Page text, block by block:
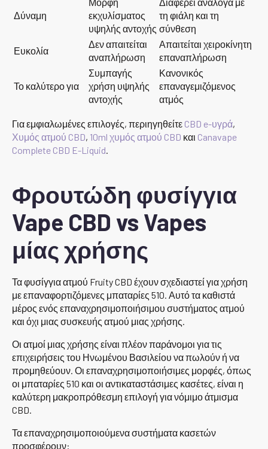
Δύναμη
εκχυλίσματος
υψηλής αντοχής
τη φιάλη και τη
σύνθεση
Ευκολία
Δεν απαιτείται
αναπλήρωση
Απαιτείται χειροκίνητη
επαναπλήρωση
Το καλύτερο για
Συμπαγής
χρήση υψηλής
αντοχής
Κανονικός
επαναγεμιζόμενος
ατμός
Για εμφιαλωμένες επιλογές, περιηγηθείτε CBD e-υγρά,
Χυμός ατμού CBD, 10ml χυμός ατμού CBD και Canavape
Complete CBD E-Liquid
Φρουτώδη φυσίγγια
Vape CBD vs Vapes
μίας χρήσης
Τα φυσίγγια ατμού Fruity CBD έχουν σχεδιαστεί για χρήση
με επαναφορτιζόμενες μπαταρίες 510. Αυτό τα καθιστά
μέρος ενός επαναχρησιμοποιήσιμου συστήματος ατμού
και όχι μιας συσκευής ατμού μιας χρήσης.
Οι ατμοί μιας χρήσης είναι πλέον παράνομοι για τις
επιχειρήσεις του Ηνωμένου Βασιλείου να πωλούν ή να
προμηθεύουν. Οι επαναχρησιμοποιήσιμες μορφές, όπως
οι μπαταρίες 510 και οι αντικαταστάσιμες κασέτες, είναι η
καλύτερη μακροπρόθεσμη επιλογή για νόμιμο άτμισμα
CBD.
Τα επαναχρησιμοποιούμενα συστήματα κασετών
προσφέρουν: